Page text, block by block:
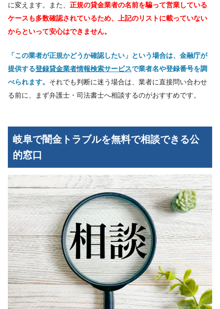
に変えます。また、 正規の貸金業者の名前を騙って営業している
ケースも多数確認されているため、上記のリストに載っていない
からといって安心はできません。
「この業者が正規かどうか確認したい」という場合は、金融庁が
提供する登録貸金業者情報検索サービスで業者名や登録番号を調
べられます。 それでも判断に迷う場合は、業者に直接問い合わせ
る前に、まず弁護士・司法書士へ相談するのがおすすめです。
岐阜で闇金トラブルを無料で相談できる公
的窓口